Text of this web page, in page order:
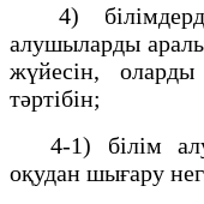
4)
алушыларды
жүйесін,
тәртібін;
4-1) білім
оқудан шығару